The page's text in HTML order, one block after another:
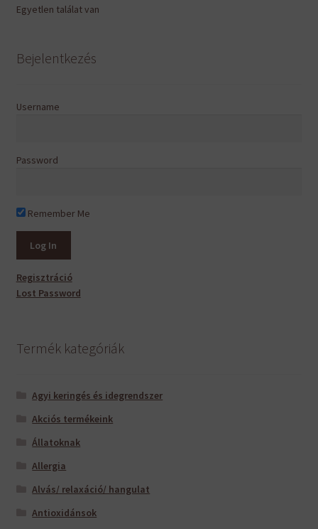
Egyetlen találat van
Bejelentkezés
Username
Password
Remember Me
Regisztráció
Lost Password
Termék kategóriák
Agyi keringés és idegrendszer
Akciós termékeink
Állatoknak
Allergia
Alvás/ relaxáció/ hangulat
Antioxidánsok